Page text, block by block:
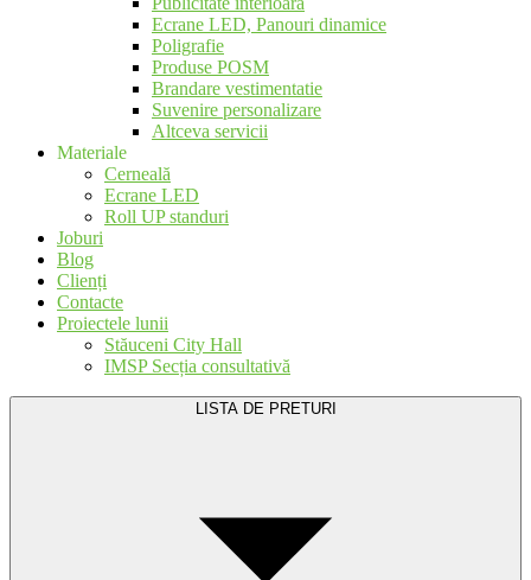
Ecrane LED, Panouri dinamice
Poligrafie
Produse POSM
Brandare vestimentatie
Suvenire personalizare
Altceva servicii
Materiale
Cerneală
Ecrane LED
Roll UP standuri
Joburi
Blog
Clienți
Contacte
Proiectele lunii
Stăuceni City Hall
IMSP Secția consultativă
LISTA DE PRETURI